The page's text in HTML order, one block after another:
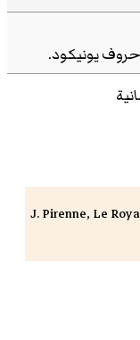
يونيكود.
J. Pirenne, Le